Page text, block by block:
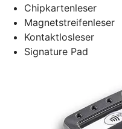
Chipkartenleser
Magnetstreifenleser
Kontaktlosleser
Signature Pad